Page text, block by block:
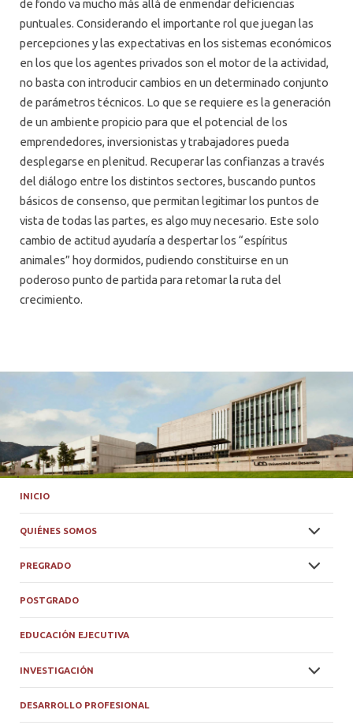
de fondo va mucho más allá de enmendar deficiencias
puntuales. Considerando el importante rol que juegan las
percepciones y las expectativas en los sistemas económicos
en los que los agentes privados son el motor de la actividad,
no basta con introducir cambios en un determinado conjunto
de parámetros técnicos. Lo que se requiere es la generación
de un ambiente propicio para que el potencial de los
emprendedores, inversionistas y trabajadores pueda
desplegarse en plenitud. Recuperar las confianzas a través
del diálogo entre los distintos sectores, buscando puntos
básicos de consenso, que permitan legitimar los puntos de
vista de todas las partes, es algo muy necesario. Este solo
cambio de actitud ayudaría a despertar los “espíritus
animales” hoy dormidos, pudiendo constituirse en un
poderoso punto de partida para retomar la ruta del
crecimiento.
INICIO
QUIÉNES SOMOS
PREGRADO
POSTGRADO
EDUCACIÓN EJECUTIVA
INVESTIGACIÓN
DESARROLLO PROFESIONAL